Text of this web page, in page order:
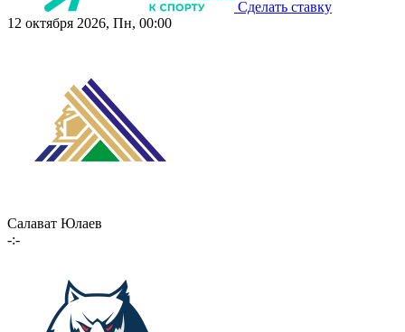
Сделать ставку
12 октября 2026, Пн, 00:00
Салават Юлаев
-:-